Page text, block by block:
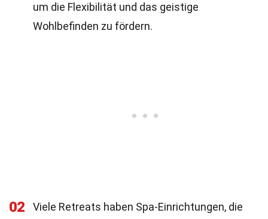
um die Flexibilität und das geistige
Wohlbefinden zu fördern.
02
Viele Retreats haben Spa-Einrichtungen, die